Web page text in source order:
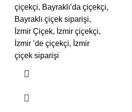
çiçekçi, Bayraklı’da çiçekçi,
Bayraklı çiçek siparişi,
İzmir Çiçek, İzmir çiçekçi,
İzmir ’de çiçekçi, İzmir
çiçek siparişi